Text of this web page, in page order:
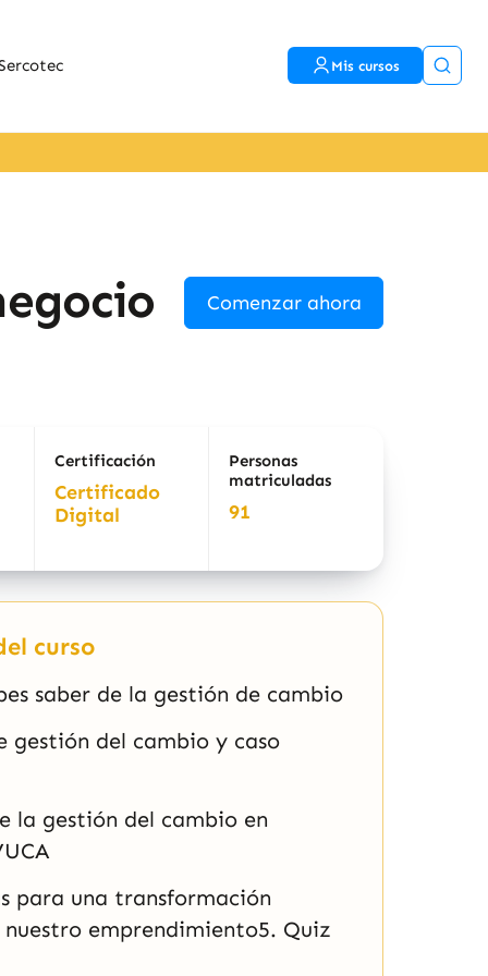
Mis cursos
Comenzar ahora
Certificación
Certificado
Digital
Personas
matriculadas
91
curso
saber de la gestión de cambio
gestión del cambio y caso
la gestión del cambio en
para una transformación
emprendimiento5. Quiz